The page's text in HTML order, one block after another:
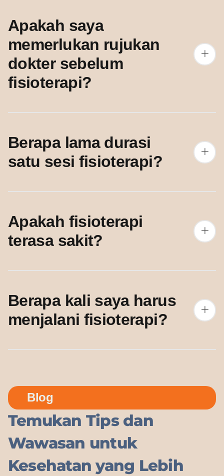
Apakah saya
memerlukan rujukan
dokter sebelum
fisioterapi?
Berapa lama durasi
satu sesi fisioterapi?
Apakah fisioterapi
terasa sakit?
Berapa kali saya harus
menjalani fisioterapi?
Blog
Temukan Tips dan
Wawasan untuk
Kesehatan yang Lebih